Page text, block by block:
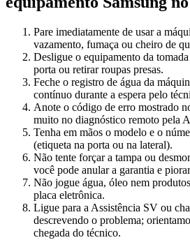
Pare imediatamente de usar a
vazamento, fumaça ou cheiro de
Desligue o equipamento da
porta ou retirar roupas presas.
Feche o registro de água da
contínuo durante a espera pelo
Anote o código de erro mostrado
muito no diagnóstico remoto pela
Tenha em mãos o modelo e o
(etiqueta na porta ou na lateral).
Não tente forçar a tampa ou
você pode anular a garantia e
Não jogue água, óleo nem
placa eletrônica.
Ligue para a Assistência SV ou
descrevendo o problema;
chegada do técnico.